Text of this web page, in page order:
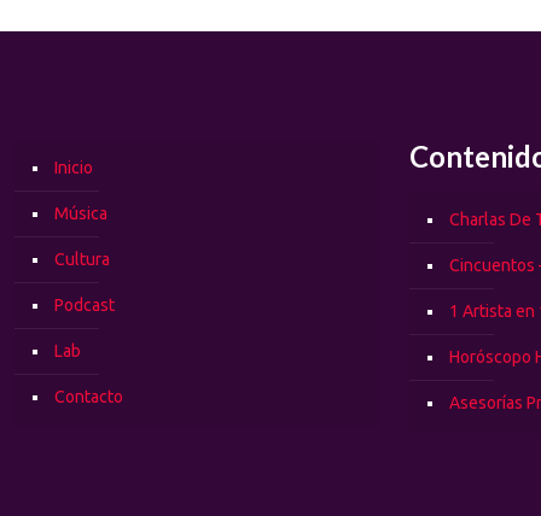
Inicio
Música
Cultura
Podcast
Lab
Contacto
Charlas De
Cincuentos
1 Artista en
Horóscopo
Asesorías